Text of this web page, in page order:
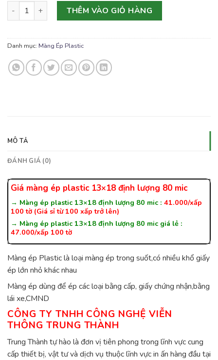
Màng Ép Plastic 13×18 (80 Mic) số lượng
THÊM VÀO GIỎ HÀNG
Danh mục: Màng Ép Plastic
MÔ TẢ
ĐÁNH GIÁ (0)
Giá màng ép plastic 13×18 định lượng 80 mic
→ Màng ép plastic 13×18 định lượng 80 mic : 41.000/xấp
100 tờ (Giá sỉ từ 100 xấp trở lên)
→ Màng ép plastic 13×18 định lượng 80 mic giá lẻ :
47.000/xấp 100 tờ
Màng ép Plastic là loại màng ép trong suốt,có nhiều khổ giấy
ép lớn nhỏ khác nhau
Màng ép dùng để ép các loại bằng cấp, giấy chứng nhận,bằng
lái xe,CMND
CÔNG TY TNHH CÔNG NGHỆ VIỄN
THÔNG TRUNG THÀNH
Trung Thành tự hào là đơn vị tiên phong trong lĩnh vực cung
cấp thiết bị, vật tư và dịch vụ thuộc lĩnh vực in ấn hàng đầu tại